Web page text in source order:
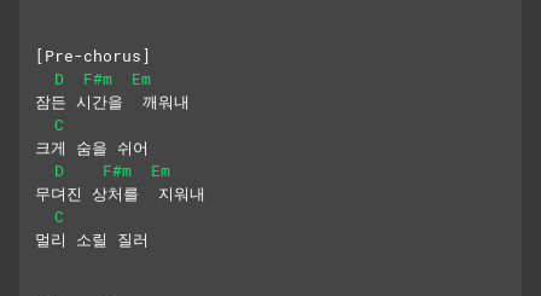
[Pre-chorus]
D
F#m
Em
잠든 시간을  깨워내
C
크게 숨을 쉬어
D
F#m
Em
무뎌진 상처를  지워내
C
멀리 소릴 질러